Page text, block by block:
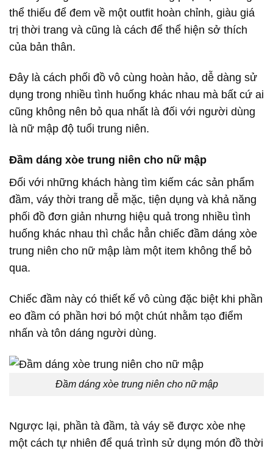
thể thiếu để đem về một outfit hoàn chỉnh, giàu giá
trị thời trang và cũng là cách để thể hiện sở thích
của bản thân.
Đây là cách phối đồ vô cùng hoàn hảo, dễ dàng sử
dụng trong nhiều tình huống khác nhau mà bất cứ ai
cũng không nên bỏ qua nhất là đối với người dùng
là nữ mập độ tuổi trung niên.
Đầm dáng xòe trung niên cho nữ mập
Đối với những khách hàng tìm kiếm các sản phẩm
đầm, váy thời trang dễ mặc, tiện dụng và khả năng
phối đồ đơn giản nhưng hiệu quả trong nhiều tình
huống khác nhau thì chắc hẳn chiếc đầm dáng xòe
trung niên cho nữ mập làm một item không thể bỏ
qua.
Chiếc đầm này có thiết kế vô cùng đặc biệt khi phần
eo đầm có phần hơi bó một chút nhằm tạo điểm
nhấn và tôn dáng người dùng.
Đầm dáng xòe trung niên cho nữ mập
Ngược lại, phần tà đầm, tà váy sẽ được xòe nhẹ
một cách tự nhiên để quá trình sử dụng món đồ thời